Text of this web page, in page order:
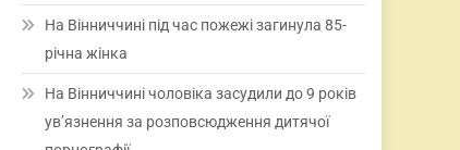
На Вінниччині під час пожежі загинула 85-
річна жінка
На Вінниччині чоловіка засудили до 9 років
ув’язнення за розповсюдження дитячої